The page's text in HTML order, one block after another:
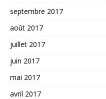
septembre 2017
août 2017
juillet 2017
juin 2017
mai 2017
avril 2017